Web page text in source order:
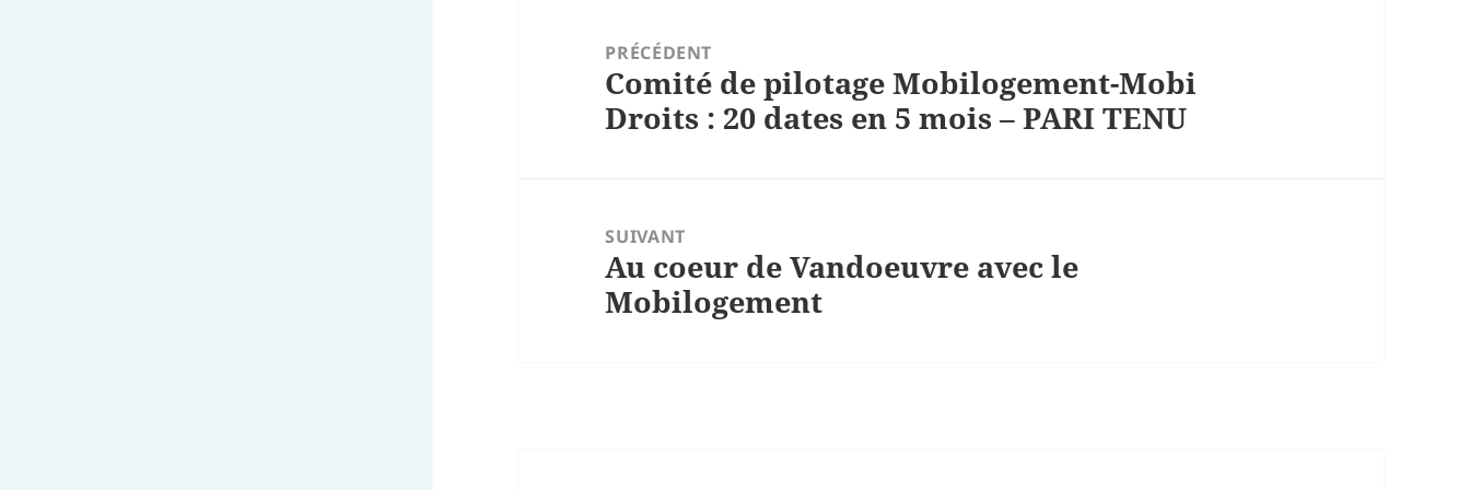
PRÉCÉDENT
Article
précédent :
Comité de pilotage Mobilogement-Mobi
Droits : 20 dates en 5 mois – PARI TENU
SUIVANT
Article
suivant :
Au coeur de Vandoeuvre avec le
Mobilogement